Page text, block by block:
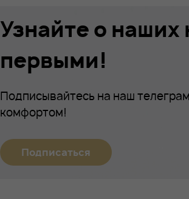
Узнайте о
первыми!
Подписывайтесь на наш
комфортом!
Подписаться